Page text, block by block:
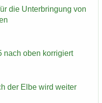
die Un­ter­brin­gung von
nach oben kor­ri­giert
der Elbe wird wei­ter